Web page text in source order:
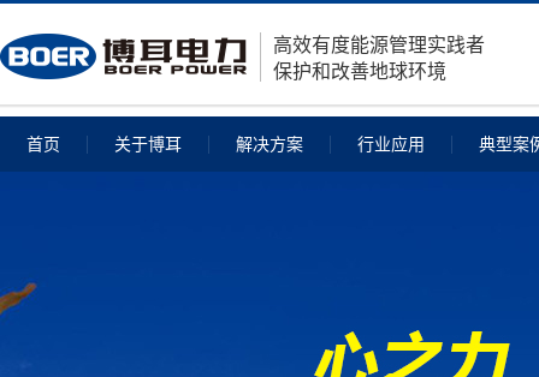
高效有度能源管理实践者
保护和改善地球环境
首页 关于博耳 解决方案 行业应用 典型案